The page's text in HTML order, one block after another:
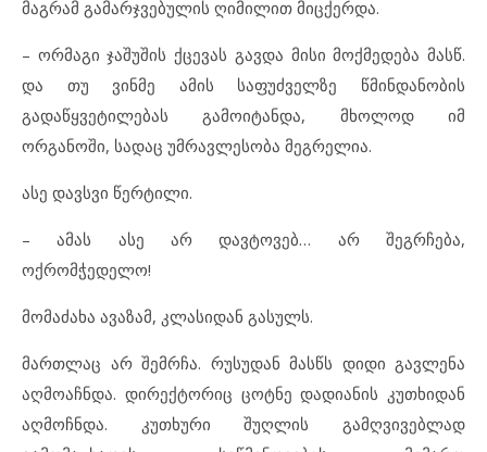
მაგრამ გამარჯვებულის ღიმილით მიცქერდა.
– ორმაგი ჯაშუშის ქცევას გავდა მისი მოქმედება მასწ.
და თუ ვინმე ამის საფუძველზე წმინდანობის
გადაწყვეტილებას გამოიტანდა, მხოლოდ იმ
ორგანოში, სადაც უმრავლესობა მეგრელია.
ასე დავსვი წერტილი.
– ამას ასე არ დავტოვებ… არ შეგრჩება,
ოქრომჭედელო!
მომაძახა ავაზამ, კლასიდან გასულს.
მართლაც არ შემრჩა. რუსუდან მასწს დიდი გავლენა
აღმოაჩნდა. დირექტორიც ცოტნე დადიანის კუთხიდან
აღმოჩნდა. კუთხური შუღლის გამღვივებლად